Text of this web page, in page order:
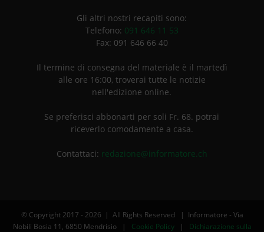
Gli altri nostri recapiti sono:
Telefono: 091 646 11 53
Fax: 091 646 66 40
Il termine di consegna del materiale è il martedì
alle ore 16:00, troverai tutte le notizie
nell'edizione online.
Se preferisci abbonarti per soli Fr. 68. potrai
riceverlo comodamente a casa.
Contattaci: redazione@informatore.ch
© Copyright 2017 - 2026 | All Rights Reserved | Informatore - Via
Nobili Bosia 11, 6850 Mendrisio | Cookie Policy| Dichiarazione sulla